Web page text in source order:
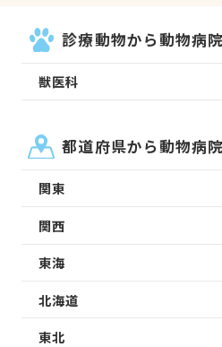
診療動物から動物病
獣医科
都道府県から動物病
関東
関西
東海
北海道
東北